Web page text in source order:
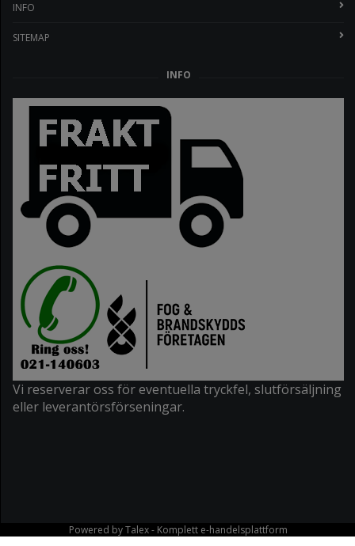
INFO
SITEMAP
INFO
Vi reserverar oss för eventuella tryckfel, slutförsäljning
eller leverantörsförseningar.
Powered byTalex- Komplett e-handelsplattform